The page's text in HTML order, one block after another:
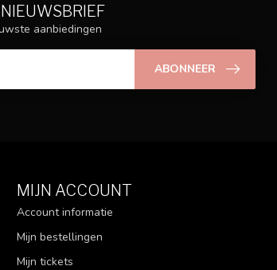
aanbiedingen
ABONNEER
MIJN ACCOUNT
Account informatie
Mijn bestellingen
Mijn tickets